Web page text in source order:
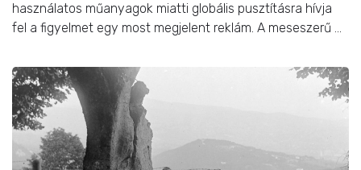
használatos műanyagok miatti globális pusztításra hívja
fel a figyelmet egy most megjelent reklám. A meseszerű ...